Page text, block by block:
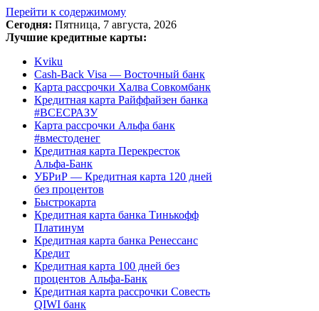
Перейти к содержимому
Сегодня: Пятница, 7 августа, 2026
Лучшие кредитные карты:
Kviku
Cash-Back Visa — Восточный банк
Карта рассрочки Халва Совкомбанк
Кредитная карта Райффайзен банка
#ВСЕСРАЗУ
Карта рассрочки Альфа банк
#вместоденег
Кредитная карта Перекресток
Альфа-Банк
УБРиР — Кредитная карта 120 дней
без процентов
Быстрокарта
Кредитная карта банка Тинькофф
Платинум
Кредитная карта банка Ренессанс
Кредит
Кредитная карта 100 дней без
процентов Альфа-Банк
Кредитная карта рассрочки Совесть
QIWI банк